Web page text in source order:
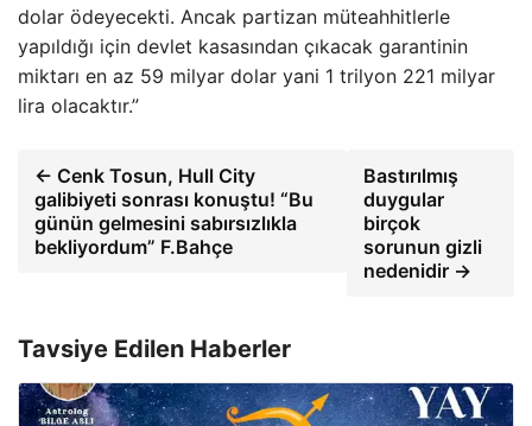
dolar ödeyecekti. Ancak partizan müteahhitlerle
yapıldığı için devlet kasasından çıkacak garantinin
miktarı en az 59 milyar dolar yani 1 trilyon 221 milyar
lira olacaktır.”
← Cenk Tosun, Hull City
galibiyeti sonrası konuştu! “Bu
günün gelmesini sabırsızlıkla
bekliyordum” F.Bahçe
Bastırılmış
duygular
birçok
sorunun gizli
nedenidir →
Tavsiye Edilen Haberler